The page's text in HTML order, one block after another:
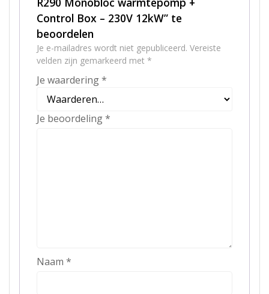
Control Box – 230V 12kW” te
beoordelen
Je e-mailadres wordt niet gepubliceerd. Vereiste
velden zijn gemarkeerd met *
Je waardering*
Je beoordeling*
Naam *